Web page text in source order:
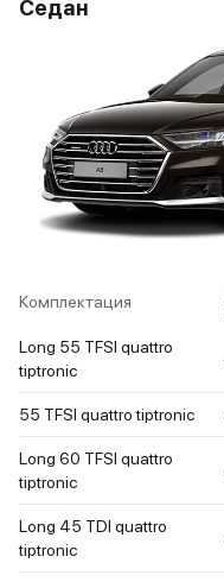
Седан
Комплектация
Long 55 TFSI quattro
tiptronic
55 TFSI quattro tiptronic
Long 60 TFSI quattro
tiptronic
Long 45 TDI quattro
tiptronic